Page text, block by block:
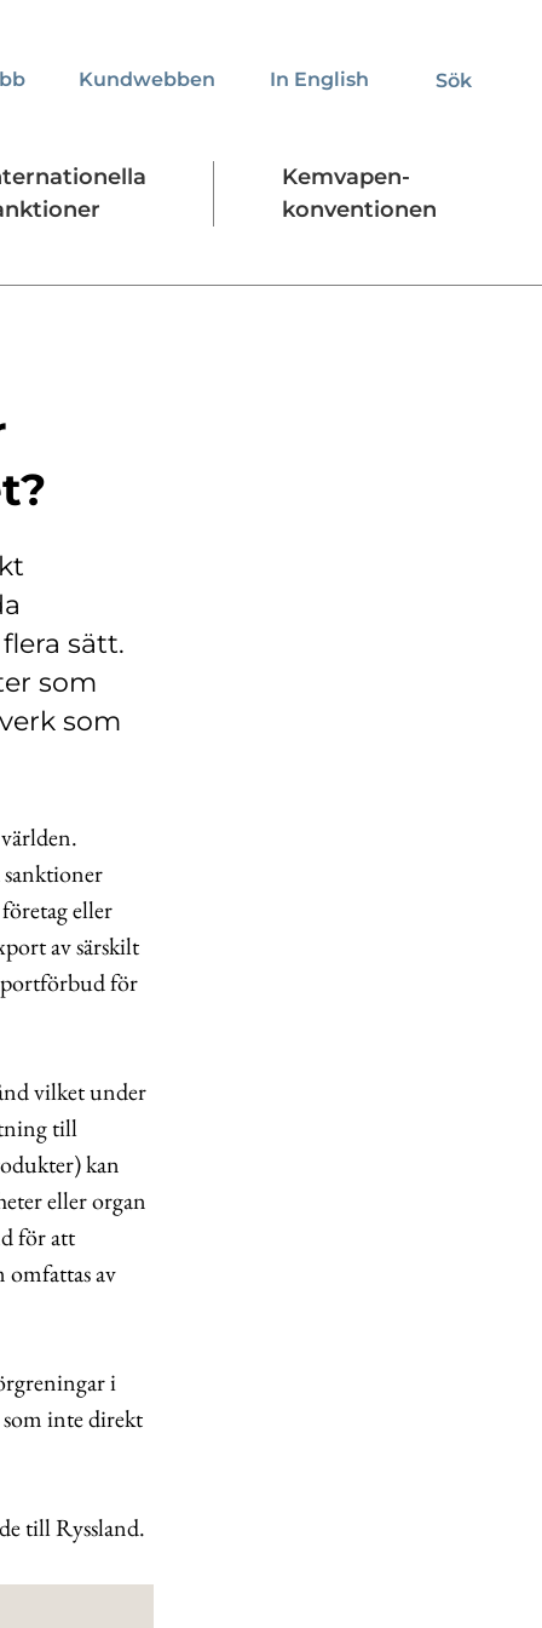
Kundwebben In English Sök
Kemvapen-
konventionen
sätt.
som
som
eller
av särskilt
för
vilket under
till
kan
eller organ
för att
omfattas av
i
som inte direkt
till Ryssland.